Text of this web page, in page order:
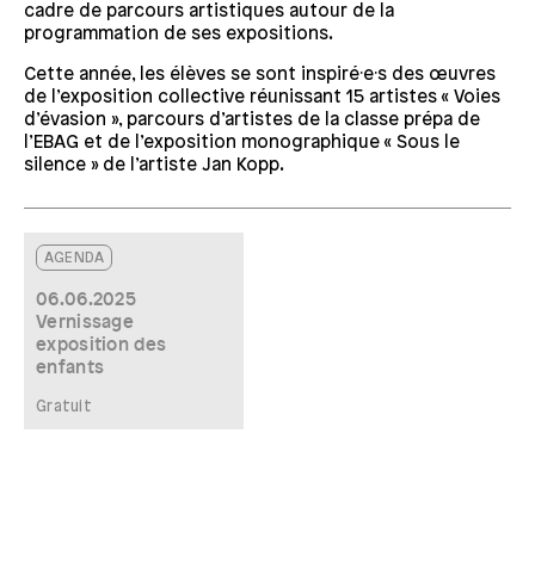
cadre de parcours artistiques autour de la
programmation de ses expositions.
Cette année, les élèves se sont inspiré·e·s des œuvres
de l’exposition collective réunissant 15 artistes « Voies
d’évasion », parcours d’artistes de la classe prépa de
l’EBAG et de l’exposition monographique « Sous le
silence » de l’artiste Jan Kopp.
AGENDA
06.06.2025
Vernissage
exposition des
enfants
Gratuit